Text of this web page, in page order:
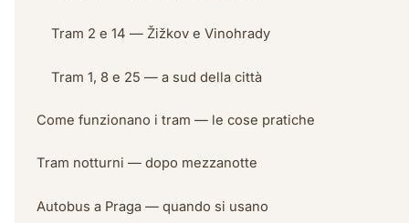
Tram 2 e 14 — Žižkov e Vinohrady
Tram 1, 8 e 25 — a sud della città
Come funzionano i tram — le cose pratiche
Tram notturni — dopo mezzanotte
Autobus a Praga — quando si usano